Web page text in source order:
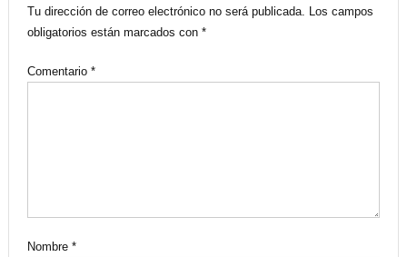
Tu dirección de correo electrónico no será publicada. Los campos
obligatorios están marcados con *
Comentario *
Nombre *